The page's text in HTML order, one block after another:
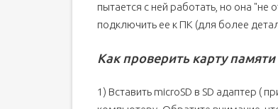
пытается с ней работать, но она "не
подключить ее к ПК (для более
Как проверить карту
1) Вставить microSD в SD адаптер (